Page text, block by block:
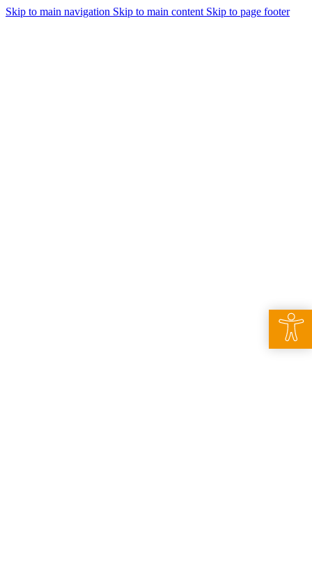
Skip to main navigation Skip to main content Skip to page footer